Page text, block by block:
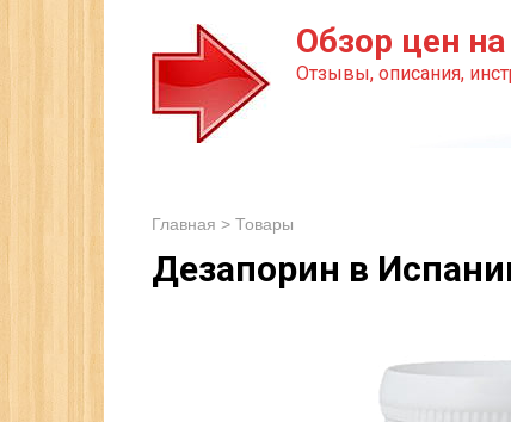
Обзор цен
Отзывы, описания,
Главная > Товары
Дезапорин в